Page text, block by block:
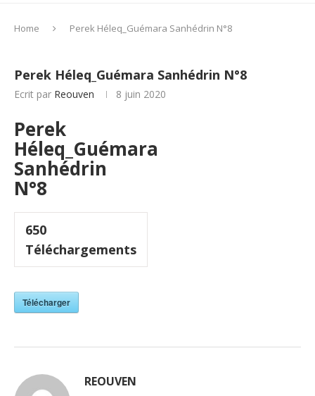
Home Perek Héleq_Guémara Sanhédrin N°8
Perek Héleq_Guémara Sanhédrin N°8
Ecrit par Reouven 8 juin 2020
Perek
Héleq_Guémara
Sanhédrin
N°8
650
Téléchargements
Télécharger
REOUVEN